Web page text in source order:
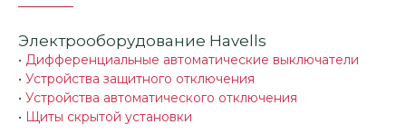
Электрооборудование Havells
• Дифференциальные автоматические выключатели
• Устройства защитного отключения
• Устройства автоматического отключения
• Щиты скрытой установки